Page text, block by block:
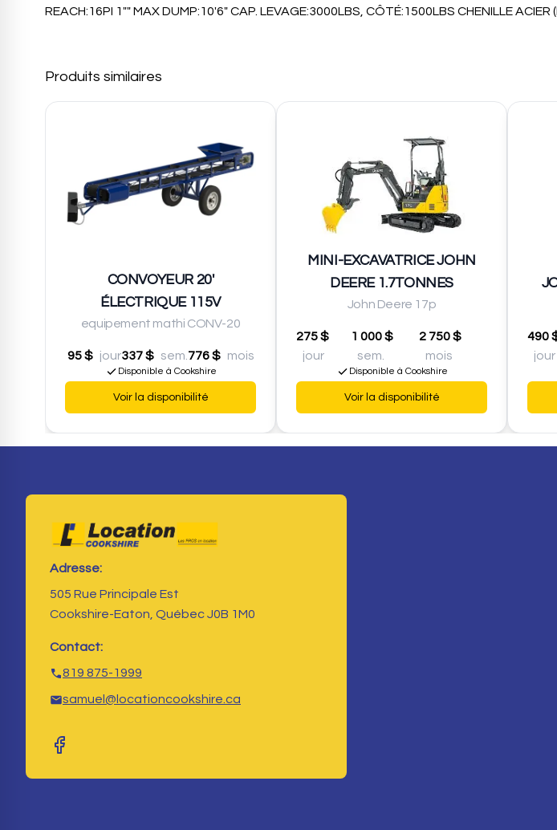
REACH:16PI 1"" MAX DUMP:10'6" CAP. LEVAGE:3000LBS, CÔTÉ:1500LBS CHENILLE ACIER
Produits similaires
CONVOYEUR 20'
ÉLECTRIQUE 115V
equipement mathi CONV-20
95 $ jour337 $ sem. 776 $ mois
Disponible à Cookshire
Voir la disponibilité
MINI-EXCAVATRICE JOHN
DEERE 1.7TONNES
John Deere 17p
275 $
jour
1 000 $
sem.
2 750 $
mois
Disponible à Cookshire
Voir la disponibilité
490
jour
Adresse:
505 Rue Principale Est
Cookshire-Eaton, Québec J0B 1M0
Contact:
819 875-1999
samuel@locationcookshire.ca